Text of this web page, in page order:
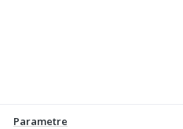
Parametre